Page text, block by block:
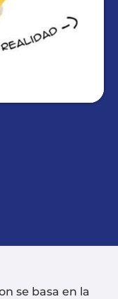
se basa en la